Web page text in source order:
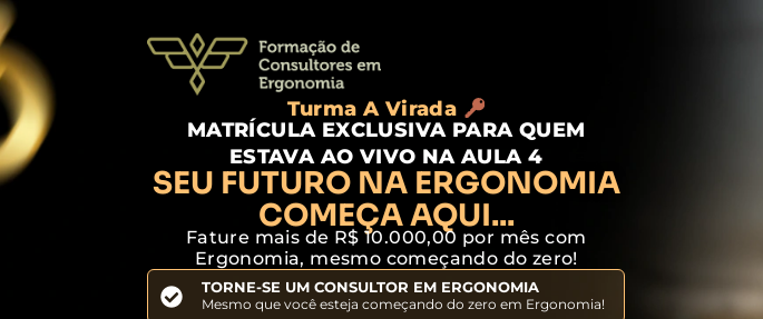
Turma A Virada
MATRÍCULA EXCLUSIVA PARA QUEM
ESTAVA AO VIVO NA AULA 4
SEU FUTURO NA ERGONOMIA
COMEÇA AQUI...
Fature mais de R$ 10.000,00 por mês com
Ergonomia, mesmo começando do zero!
TORNE-SE UM CONSULTOR EM ERGONOMIA
Mesmo que você esteja começando do zero em Ergonomia!